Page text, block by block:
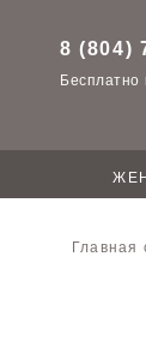
8 (804)
Бесплатно
Главная